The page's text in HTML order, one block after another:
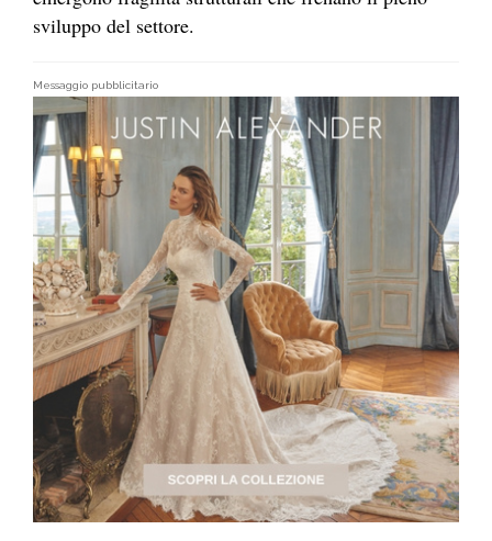
sviluppo del settore.
Messaggio pubblicitario